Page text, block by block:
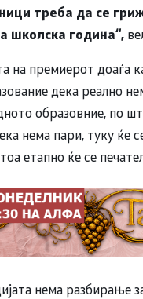
треба да се
школска година“,
на премиерот доаѓа
дека реално
образовние, по
нема пари, туку ќе
етапно ќе се
нема разбирање